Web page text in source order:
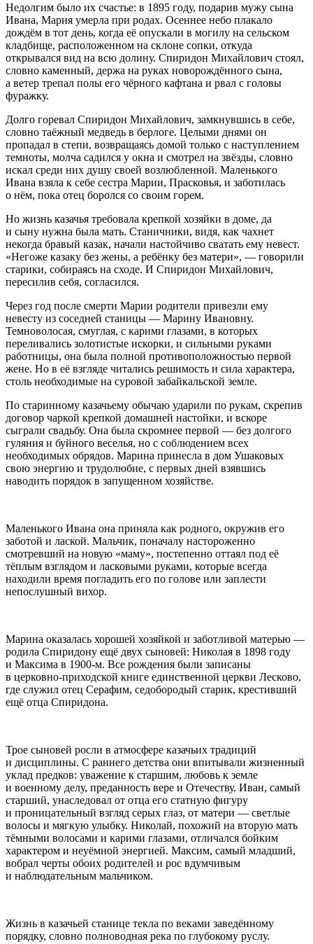
Недолгим было их счастье: в 1895 году, подарив мужу сына
Ивана, Мария умерла при родах. Осеннее небо плакало
дождём в тот день, когда её опускали в могилу на сельском
кладбище, расположенном на склоне сопки, откуда
открывался вид на всю долину. Спиридон Михайлович стоял,
словно каменный, держа на руках новорождённого сына,
а ветер трепал полы его чёрного кафтана и рвал с головы
фуражку.
Долго горевал Спиридон Михайлович, замкнувшись в себе,
словно таёжный медведь в берлоге. Целыми днями он
пропадал в степи, возвращаясь домой только с наступлением
темноты, молча садился у окна и смотрел на звёзды, словно
искал среди них душу своей возлюбленной. Маленького
Ивана взяла к себе сестра Марии, Прасковья, и заботилась
о нём, пока отец боролся со своим горем.
Но жизнь казачья требовала крепкой хозяйки в доме, да
и сыну нужна была мать. Станичники, видя, как чахнет
некогда бравый казак, начали настойчиво сватать ему невест.
«Негоже казаку без жены, а ребёнку без матери», — говорили
старики, собираясь на сходе. И Спиридон Михайлович,
пересилив себя, согласился.
Через год после смерти Марии родители привезли ему
невесту из соседней станицы — Марину Ивановну.
Темноволосая, смуглая, с карими глазами, в которых
переливались золотистые искорки, и сильными руками
работницы, она была полной противоположностью первой
жене. Но в её взгляде читались решимость и сила характера,
столь необходимые на суровой забайкальской земле.
По старинному казачьему обычаю ударили по рукам, скрепив
договор чаркой крепкой домашней настойки, и вскоре
сыграли свадьбу. Она была скромнее первой — без долгого
гуляния и буйного веселья, но с соблюдением всех
необходимых обрядов. Марина принесла в дом Ушаковых
свою энергию и трудолюбие, с первых дней взявшись
наводить порядок в запущенном хозяйстве.
Маленького Ивана она приняла как родного, окружив его
заботой и лаской. Мальчик, поначалу настороженно
смотревший на новую «маму», постепенно оттаял под её
тёплым взглядом и ласковыми руками, которые всегда
находили время погладить его по голове или заплести
непослушный вихор.
Марина оказалась хорошей хозяйкой и заботливой матерью —
родила Спиридону ещё двух сыновей: Николая в 1898 году
и Максима в 1900-м. Все рождения были записаны
в церковно-приходской книге единственной церкви Лесково,
где служил отец Серафим, седобородый старик, крестивший
ещё отца Спиридона.
Трое сыновей росли в атмосфере казачьих традиций
и дисциплины. С раннего детства они впитывали жизненный
уклад предков: уважение к старшим, любовь к земле
и военному делу, преданность вере и Отечеству. Иван, самый
старший, унаследовал от отца его статную фигуру
и проницательный взгляд серых глаз, от матери — светлые
волосы и мягкую улыбку. Николай, похожий на вторую мать
тёмными волосами и карими глазами, отличался бойким
характером и неуёмной энергией. Максим, самый младший,
вобрал черты обоих родителей и рос вдумчивым
и наблюдательным мальчиком.
Жизнь в казачьей станице текла по веками заведённому
порядку, словно полноводная река по глубокому руслу.